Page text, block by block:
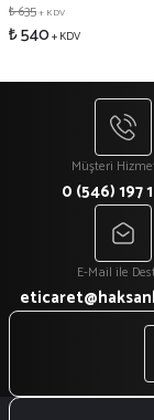
₺ 635+ KDV
₺ 540+ KDV
Müşteri
0 (546) 197
E-Mail ile